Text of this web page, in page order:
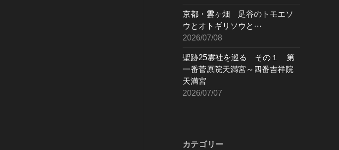
京都・雲ヶ畑 足谷のトモエソ
ウとオトギリソウと⋯
2026/07/08
聖跡25霊社を巡る その１ 第
一番菅原院天満宮～四番吉祥院
天満宮
2026/07/07
カテゴリー